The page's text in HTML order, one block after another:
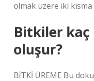
olmak üzere iki kısma
Bitkiler kaç
oluşur?
BİTKİ ÜREME Bu